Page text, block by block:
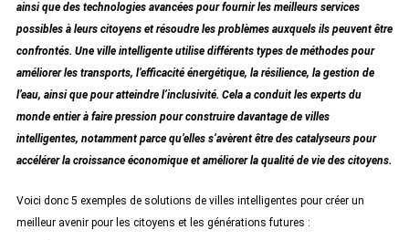
ainsi que des technologies avancées pour fournir les meilleurs services
possibles à leurs citoyens et résoudre les problèmes auxquels ils peuvent être
confrontés. Une ville intelligente utilise différents types de méthodes pour
améliorer les transports, l’efficacité énergétique, la résilience, la gestion de
l’eau, ainsi que pour atteindre l’inclusivité. Cela a conduit les experts du
monde entier à faire pression pour construire davantage de villes
intelligentes, notamment parce qu’elles s’avèrent être des catalyseurs pour
accélérer la croissance économique et améliorer la qualité de vie des citoyens.
Voici donc 5 exemples de solutions de villes intelligentes pour créer un
meilleur avenir pour les citoyens et les générations futures :